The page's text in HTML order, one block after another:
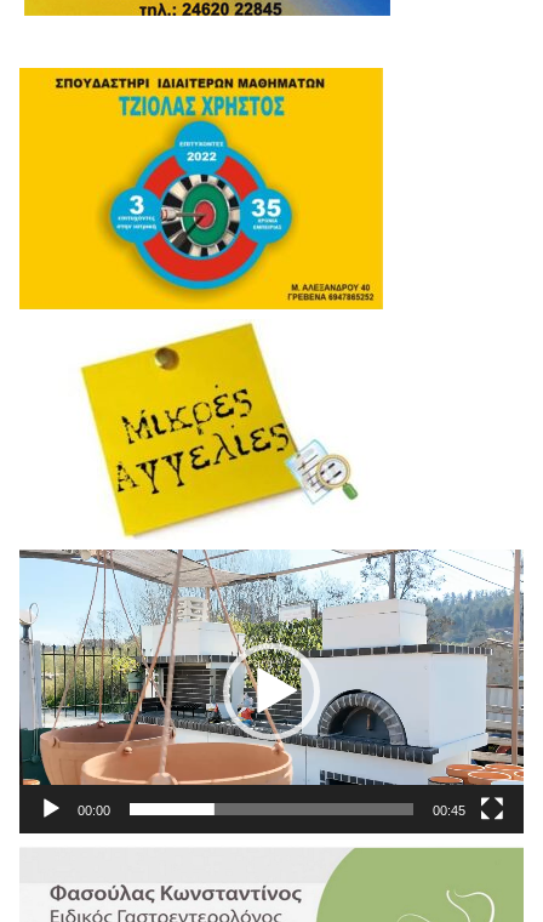
Πρόγραμμα
Αναπαραγωγής
Βίντεο
00:00 00:45